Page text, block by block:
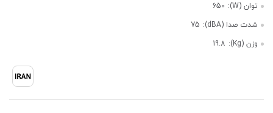
توان (W):
650
شدت صدا (dBA):
75
وزن (Kg):
19.8